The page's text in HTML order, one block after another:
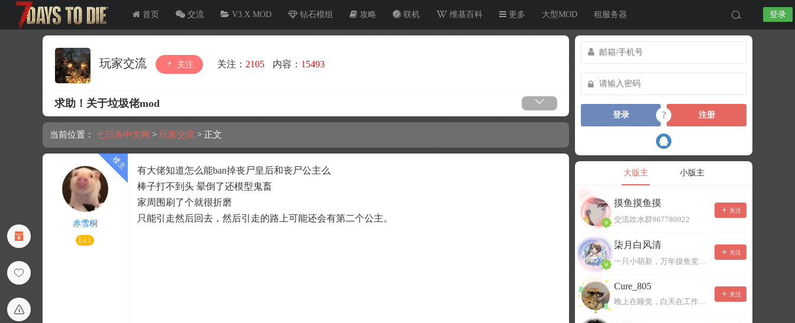
首页 交流 V3.X MOD 钻石模组 攻略 联机 维基百科 更多 大型MOD 租服务器 登录
玩家交流 关注 关注： 2105 内容： 15493
求助！关于垃圾佬mod
当前位置： 七日杀中文网 > 玩家交流 > 正文
赤雪桐
Lv.1
有大佬知道怎么能ban掉丧尸皇后和丧尸公主么
棒子打不到头 晕倒了还模型鬼畜
家周围刷了个就很折磨
只能引走然后回去，然后引走的路上可能还会有第二个公主。
登录 ? 注册
大版主 小版主
摸鱼摸鱼摸
交流吹水群967780922
关注
柒月白风清
一只小萌新，万年摸鱼党！已经脱坑了。。。
关注
Cure_805
晚上在睡觉，白天在工作，不一定能及时回复，有事可以留言！
关注